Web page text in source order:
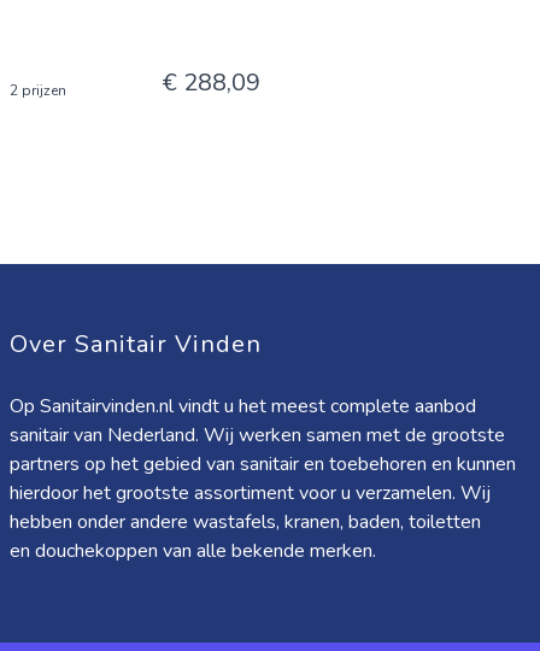
2 prijzen € 288,09
Over Sanitair Vinden
Op Sanitairvinden.nl vindt u het meest complete aanbod
sanitair van Nederland. Wij werken samen met de grootste
partners op het gebied van sanitair en toebehoren en kunnen
hierdoor het grootste assortiment voor u verzamelen. Wij
hebben onder andere wastafels, kranen, baden, toiletten
en douchekoppen van alle bekende merken.